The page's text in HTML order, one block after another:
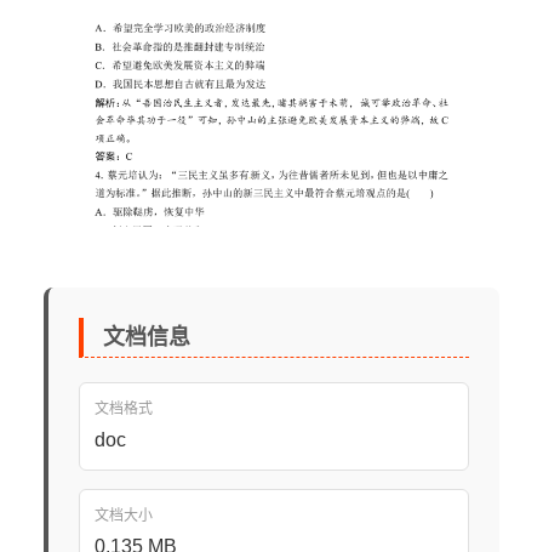
文档信息
文档格式
doc
文档大小
0.135 MB